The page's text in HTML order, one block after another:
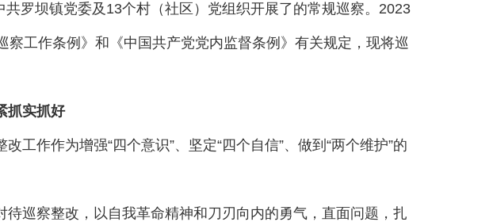
坝镇党委及13个村（社区）党组织开展了的常规巡察。2023
工作条例》和《中国共产党党内监督条例》有关规定，现将巡
抓实抓好
作作为增强“四个意识”、坚定“四个自信”、做到“两个维护”的
待巡察整改，以自我革命精神和刀刃向内的勇气，直面问题，扎